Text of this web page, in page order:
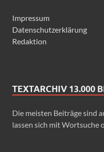
Impressum
Datenschutzerklärung
Redaktion
TEXTARCHIV 13.000
Die meisten Beiträge sind
lassen sich mit Wortsuche